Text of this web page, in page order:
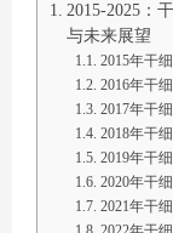
2015-2025：
与未来展望
2015年干
2016年干
2017年干
2018年干
2019年干
2020年干
2021年干